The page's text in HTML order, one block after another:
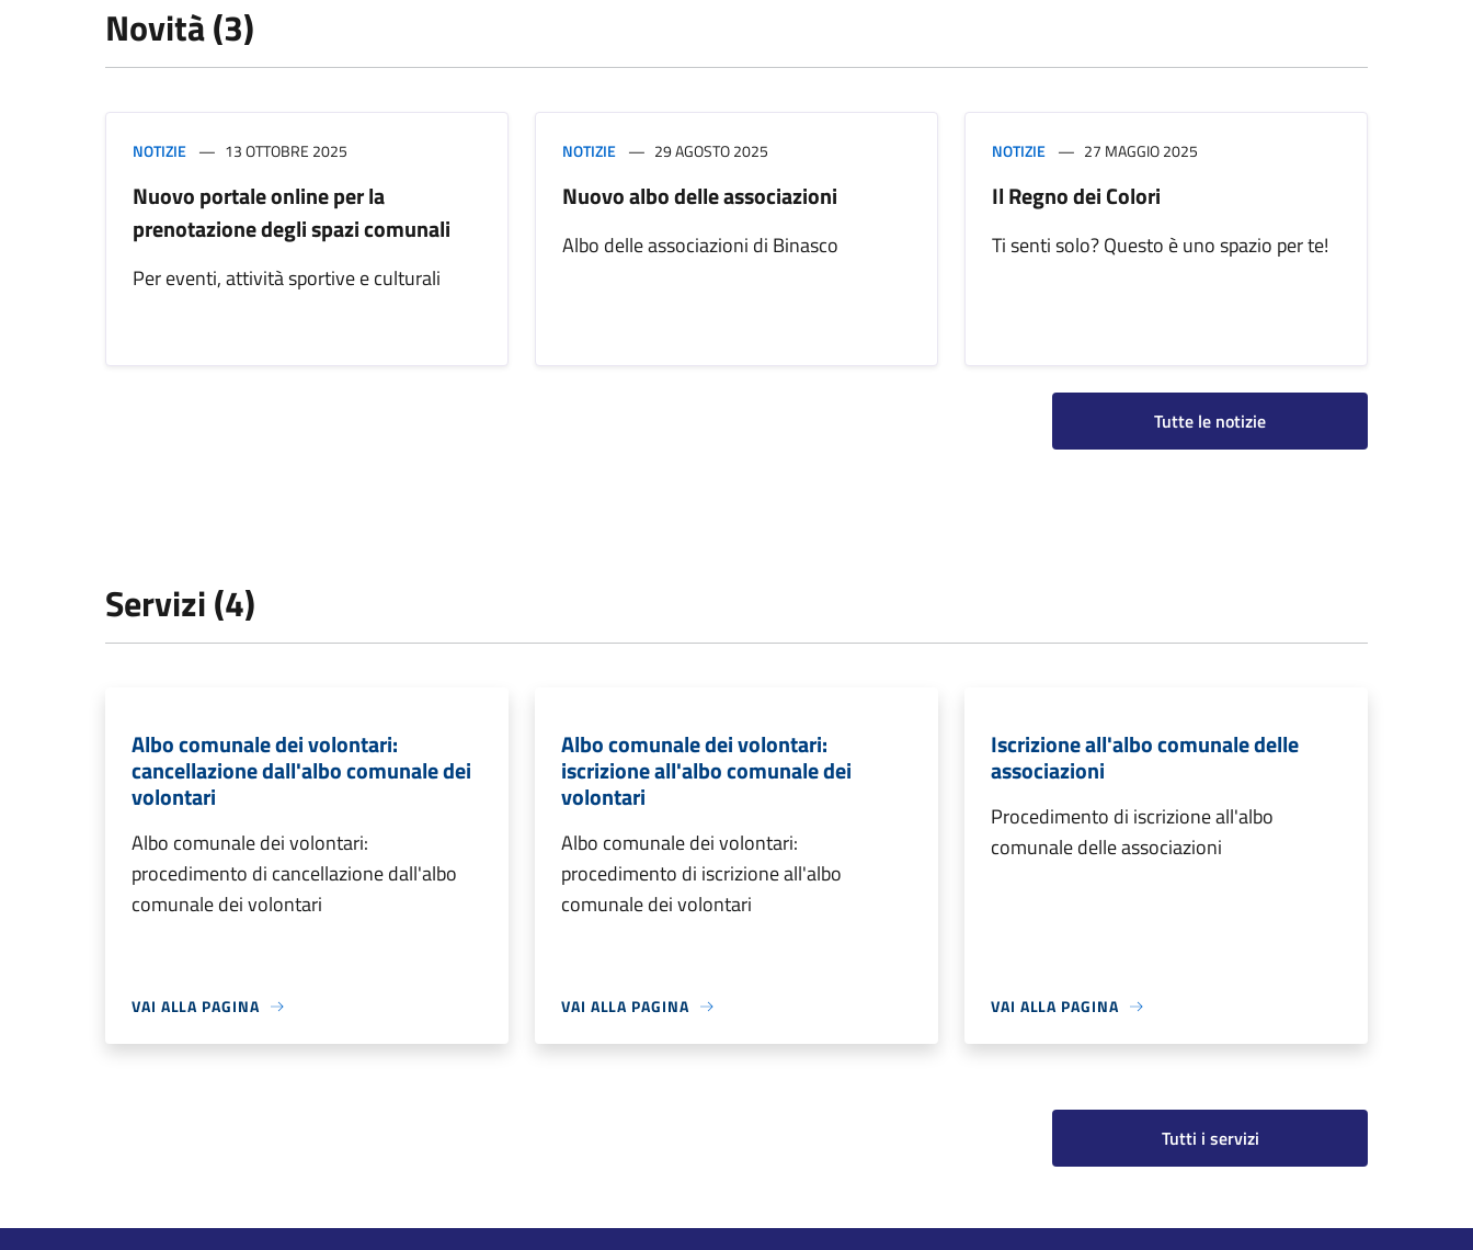
Novità (3)
NOTIZIE 13 OTTOBRE 2025
Nuovo portale online per la
prenotazione degli spazi comunali
Per eventi, attività sportive e culturali
NOTIZIE 29 AGOSTO 2025
Nuovo albo delle associazioni
Albo delle associazioni di Binasco
NOTIZIE 27 MAGGIO 2025
Il Regno dei Colori
Ti senti solo? Questo è uno spazio per te!
Tutte le notizie
Servizi (4)
Albo comunale dei volontari:
cancellazione dall'albo comunale dei
volontari
Albo comunale dei volontari:
procedimento di cancellazione dall'albo
comunale dei volontari
VAI ALLA PAGINA
Albo comunale dei volontari:
iscrizione all'albo comunale dei
volontari
Albo comunale dei volontari:
procedimento di iscrizione all'albo
comunale dei volontari
VAI ALLA PAGINA
Iscrizione all'albo comunale delle
associazioni
Procedimento di iscrizione all'albo
comunale delle associazioni
VAI ALLA PAGINA
Tutti i servizi